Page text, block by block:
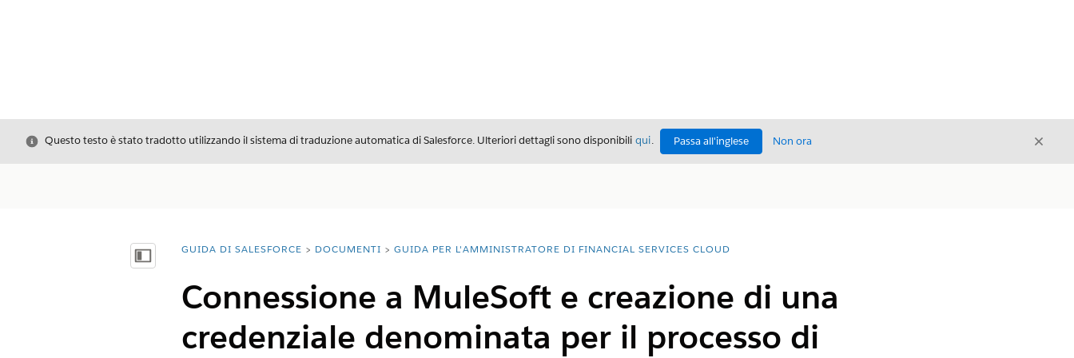
Chiudi
Questo testo è stato tradotto utilizzando il sistema di traduzione automatica di Salesforce. Ulteriori dettagli sono disponibili qui. Passa all'inglese Non ora Chiudi
Mostra sommario
Ti trovi qui:
GUIDA DI SALESFORCE DOCUMENTI GUIDA PER L'AMMINISTRATORE DI FINANCIAL SERVICES CLOUD
Connessione a MuleSoft e creazione di una
credenziale denominata per il processo di